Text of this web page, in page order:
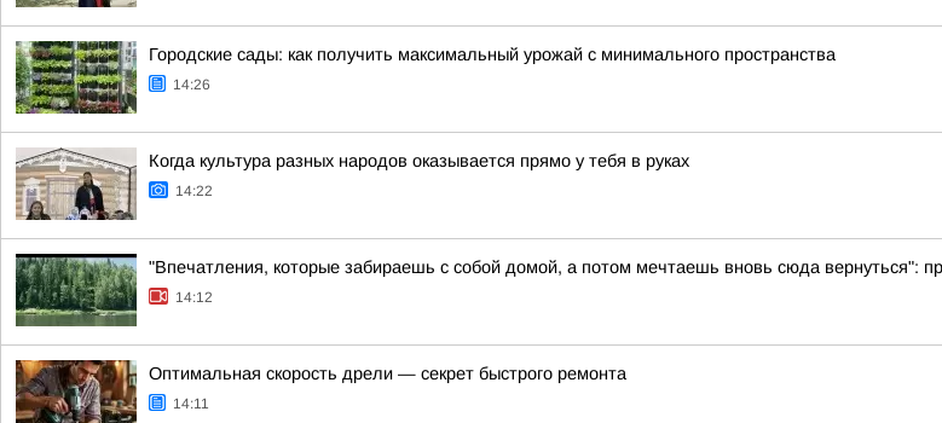
Городские сады: как получить максимальный урожай с минимального пространства
14:26
Когда культура разных народов оказывается прямо у тебя в руках
14:22
"Впечатления, которые забираешь с собой домой, а потом мечтаешь вновь сюда вернуться":
14:12
Оптимальная скорость дрели — секрет быстрого ремонта
14:11